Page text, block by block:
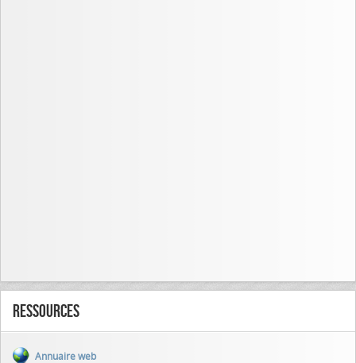
Ressources
Annuaire web